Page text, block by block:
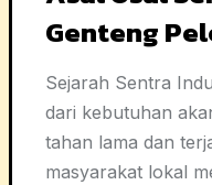
Genteng
Sejarah Sentra
dari kebutuhan
tahan lama dan
masyarakat lokal